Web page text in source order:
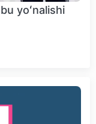
yoʻnalishi